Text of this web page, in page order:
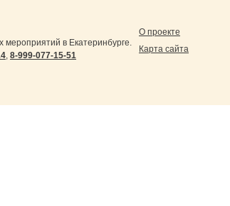
в Екатеринбурге.
, 8-999-077-15-51
О проекте
Карта сайта